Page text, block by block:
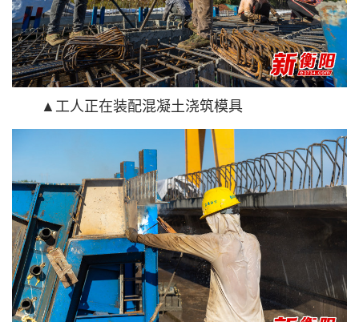
▲工人正在装配混凝土浇筑模具